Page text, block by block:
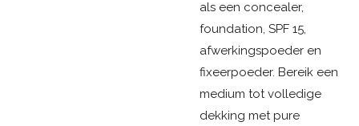
als een concealer,
foundation, SPF 15,
afwerkingspoeder en
fixeerpoeder. Bereik een
medium tot volledige
dekking met pure